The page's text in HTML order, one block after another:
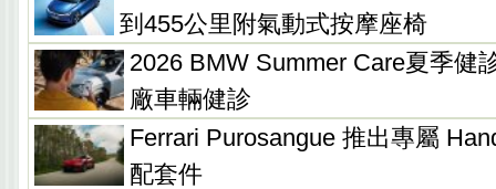
到455公里附氣動式按摩座椅
2026 BMW Summer Care夏季健
廠車輛健診
Ferrari Purosangue 推出專屬
配套件